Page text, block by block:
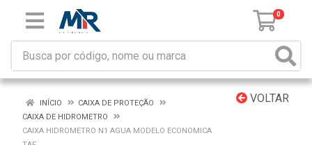
0
VOLTAR
INÍCIO
CAIXA DE PROTEÇÃO
CAIXA DE HIDROMETRO
CAIXA HIDROMETRO N1 AGUA MODELO ECONOMICA